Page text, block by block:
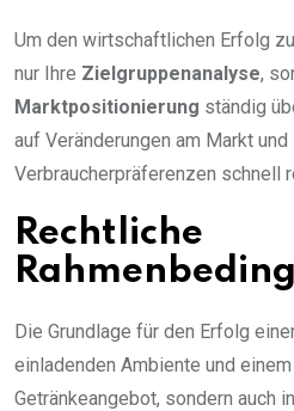
Um den wirtschaftlichen Erfolg
nur Ihre Zielgruppenanalyse,
Marktpositionierung ständig
auf Veränderungen am Markt und
Verbraucherpräferenzen schnell
Rechtliche
Die Grundlage für den Erfolg
einladenden Ambiente und
Getränkeangebot, sondern auch